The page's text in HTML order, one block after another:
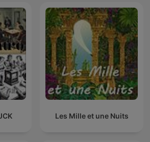
Les Mille et une Nuits